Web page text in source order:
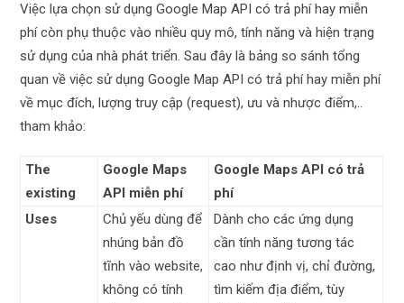
Việc lựa chọn sử dụng Google Map API có trả phí hay miễn
phí còn phụ thuộc vào nhiều quy mô, tính năng và hiện trạng
sử dụng của nhà phát triển. Sau đây là bảng so sánh tổng
quan về việc sử dụng Google Map API có trả phí hay miễn phí
về mục đích, lượng truy cập (request), ưu và nhược điểm,..
tham khảo:
The
existing
Google Maps
API miễn phí
Google Maps API có trả
phí
Uses
Chủ yếu dùng để
nhúng bản đồ
tĩnh vào website,
không có tính
Dành cho các ứng dụng
cần tính năng tương tác
cao như định vị, chỉ đường,
tìm kiếm địa điểm, tùy